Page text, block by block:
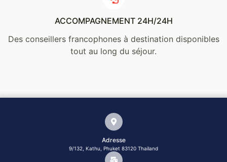
ACCOMPAGNEMENT 24H/24H
Des conseillers francophones à destination disponibles
tout au long du séjour.
Adresse
9/132, Kathu, Phuket 83120 Thailand